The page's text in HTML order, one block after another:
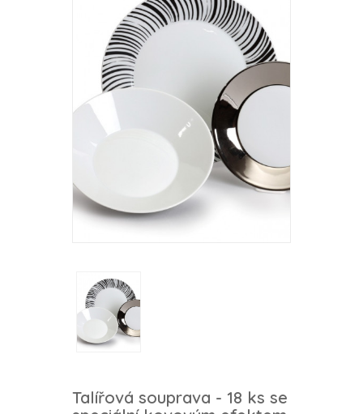
Talířová souprava - 18 ks se